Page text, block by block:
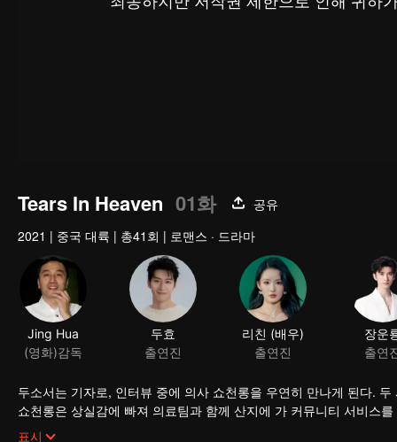
Tears In Heaven 01화
공유
2021 | 중국 대륙 | 총41회 | 로맨스 · 드라마
Jing Hua
(영화)감독
두효
출연진
리친 (배우)
출연진
장운
출연
두소서는 기자로, 인터뷰 중에 의사 쇼천롱을 우연히 만나게 된다.
쇼천롱은 상실감에 빠져 의료팀과 함께 산지에 가 커뮤니티 서비스
두하다 강행군에 따른 신체적 고갈로 병원에 입원한다. 이 모든 것을
표시